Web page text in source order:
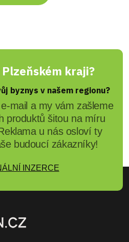
kraji?
byznys v našem regionu?
mail a my vám zašleme
produktů šitou na míru
u nás osloví ty
budoucí zákazníky!
INZERCE